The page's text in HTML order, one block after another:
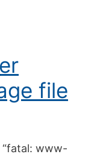
file
“fatal: www-